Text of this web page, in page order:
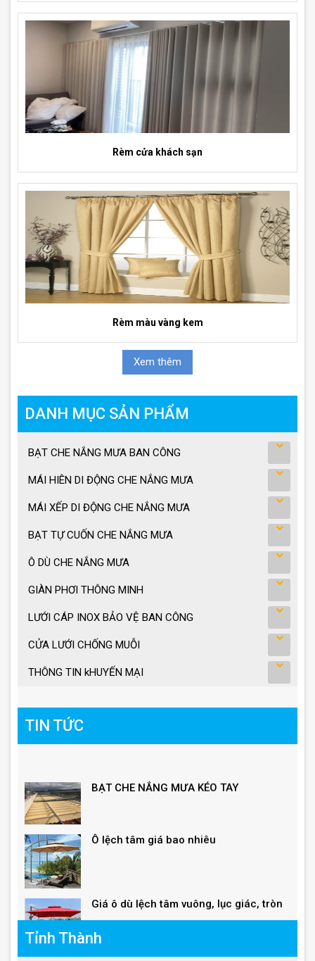
Rèm cửa khách sạn
Rèm màu vàng kem
Xem thêm
DANH MỤC SẢN PHẨM
BẠT CHE NẮNG MƯA BAN CÔNG
MÁI HIÊN DI ĐỘNG CHE NẮNG MƯA
MÁI XẾP DI ĐỘNG CHE NẮNG MƯA
BẠT TỰ CUỐN CHE NẮNG MƯA
Ô DÙ CHE NẮNG MƯA
GIÀN PHƠI THÔNG MINH
LƯỚI CÁP INOX BẢO VỆ BAN CÔNG
CỬA LƯỚI CHỐNG MUỖI
THÔNG TIN kHUYẾN MẠI
TIN TỨC
Giá ô lệch tâm vuông
Tỉnh Thành